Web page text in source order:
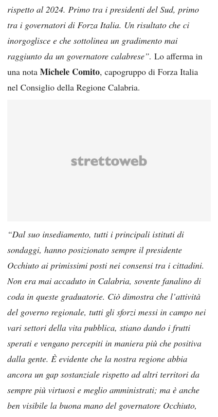
rispetto al 2024. Primo tra i presidenti del Sud, primo
tra i governatori di Forza Italia. Un risultato che ci
inorgoglisce e che sottolinea un gradimento mai
raggiunto da un governatore calabrese”. Lo afferma in
una nota Michele Comito, capogruppo di Forza Italia
nel Consiglio della Regione Calabria.
“Dal suo insediamento, tutti i principali istituti di
sondaggi, hanno posizionato sempre il presidente
Occhiuto ai primissimi posti nei consensi tra i cittadini.
Non era mai accaduto in Calabria, sovente fanalino di
coda in queste graduatorie. Ciò dimostra che l’attività
del governo regionale, tutti gli sforzi messi in campo nei
vari settori della vita pubblica, stiano dando i frutti
sperati e vengano percepiti in maniera più che positiva
dalla gente. È evidente che la nostra regione abbia
ancora un gap sostanziale rispetto ad altri territori da
sempre più virtuosi e meglio amministrati; ma è anche
ben visibile la buona mano del governatore Occhiuto,